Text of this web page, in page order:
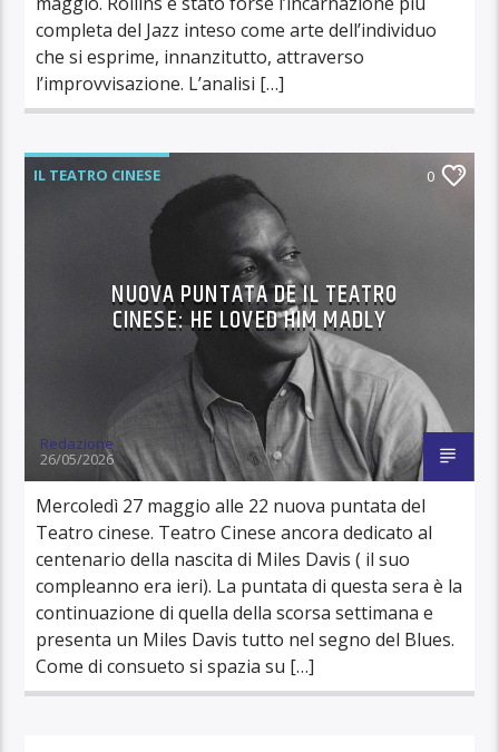
completa del Jazz inteso come arte dell’individuo
che si esprime, innanzitutto, attraverso
l’improvvisazione. L’analisi […]
IL TEATRO CINESE 0
NUOVA PUNTATA DE IL TEATRO
CINESE: HE LOVED HIM MADLY
Redazione
26/05/2026
Mercoledì 27 maggio alle 22 nuova puntata del
Teatro cinese. Teatro Cinese ancora dedicato al
centenario della nascita di Miles Davis ( il suo
compleanno era ieri). La puntata di questa sera è la
continuazione di quella della scorsa settimana e
presenta un Miles Davis tutto nel segno del Blues.
Come di consueto si spazia su […]